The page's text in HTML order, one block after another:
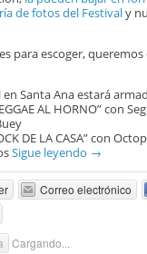
de fotos del Festivaly
para escoger,
Santa Ana estará
AL HORNO” con
DE LA CASA” con
Sigue leyendo →
Correo electrónico
Cargando...